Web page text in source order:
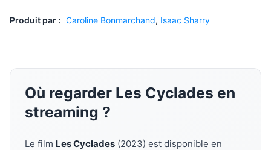
Produit par : Caroline Bonmarchand, Isaac Sharry
Où regarder Les Cyclades en
streaming ?
Le film Les Cyclades (2023) est disponible en